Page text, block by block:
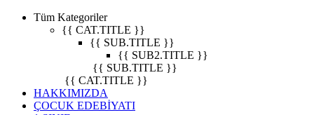
Tüm Kategoriler
{{ CAT.TITLE }}
{{ SUB.TITLE }}
{{ SUB2.TITLE }}
{{ SUB.TITLE }}
{{ CAT.TITLE }}
HAKKIMIZDA
ÇOCUK EDEBİYATI